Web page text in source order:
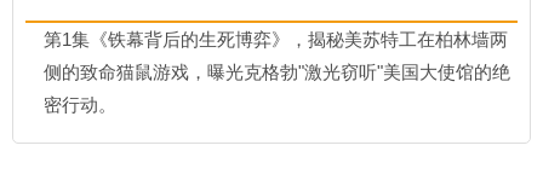
第1集《铁幕背后的生死博弈》，揭秘美苏特工在柏林墙两
侧的致命猫鼠游戏，曝光克格勃"激光窃听"美国大使馆的绝
密行动。